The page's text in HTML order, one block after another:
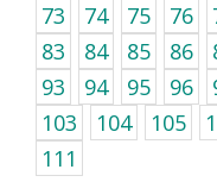
73
74 75 76
83
84 85 86
93
94 95 96
103
104 105
111